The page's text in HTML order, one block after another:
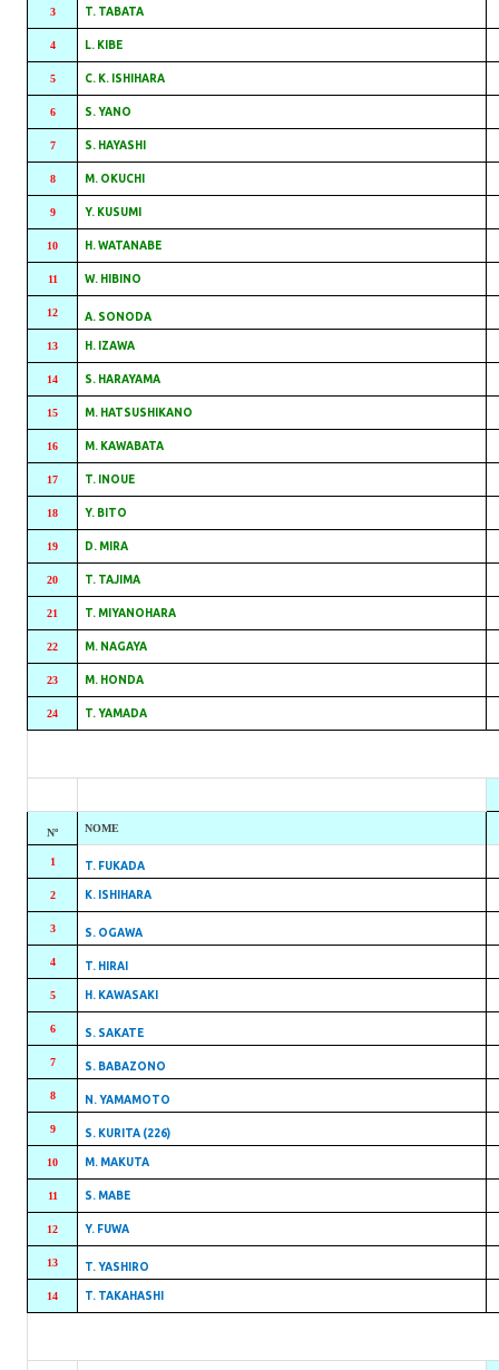
3 T. TABATA
4 L. KIBE
5 C. K. ISHIHARA
6 S. YANO
7 S. HAYASHI
8 M. OKUCHI
9 Y. KUSUMI
10 H. WATANABE
11 W. HIBINO
12 A. SONODA
13 H. IZAWA
14 S. HARAYAMA
15 M. HATSUSHIKANO
16 M. KAWABATA
17 T. INOUE
18 Y. BITO
19 D. MIRA
20 T. TAJIMA
21 T. MIYANOHARA
22 M. NAGAYA
23 M. HONDA
24 T. YAMADA
Nº NOME
1 T. FUKADA
2 K. ISHIHARA
3 S. OGAWA
4 T. HIRAI
5 H. KAWASAKI
6 S. SAKATE
7 S. BABAZONO
8 N. YAMAMOTO
9 S. KURITA (226)
10 M. MAKUTA
11 S. MABE
12 Y. FUWA
13 T. YASHIRO
14 T. TAKAHASHI